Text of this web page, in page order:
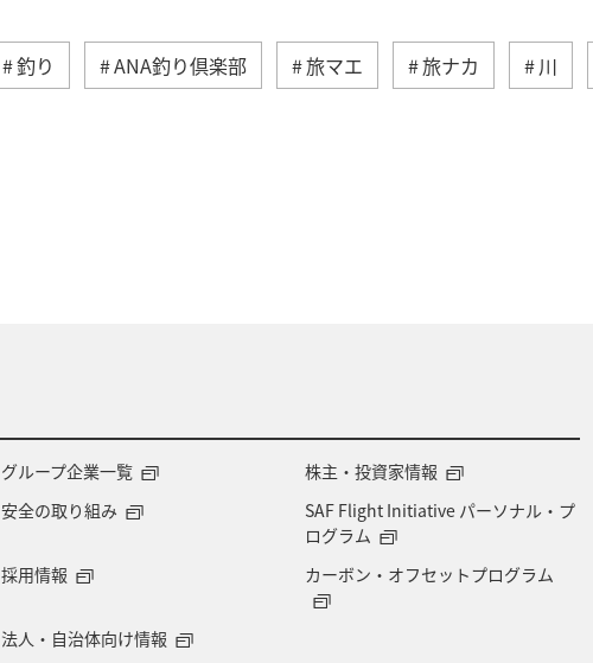
釣り ANA釣り倶楽部 旅マエ 旅ナカ 川
グループ企業一覧
株主・投資家情報
安全の取り組み
SAF Flight Initiative パーソナル・プ
ログラム
採用情報 カーボン・オフセットプログラム
法人・自治体向け情報